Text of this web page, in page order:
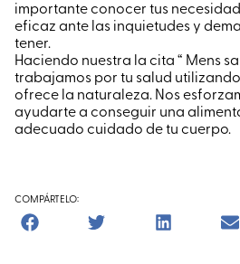
importante conocer tus
eficaz ante las inquietudes y
tener.
Haciendo nuestra la cita “ Mens
trabajamos por tu salud
ofrece la naturaleza. Nos
ayudarte a conseguir una
adecuado cuidado de tu cuerpo.
COMPÁRTELO: